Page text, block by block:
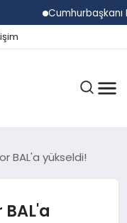
Cumhurbaşkanı
BAL'a yükseldi!